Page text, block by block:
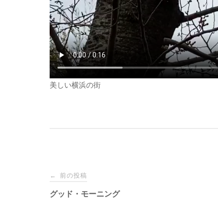
美しい横浜の街
投
稿
← 前の投稿
グッド・モーニング